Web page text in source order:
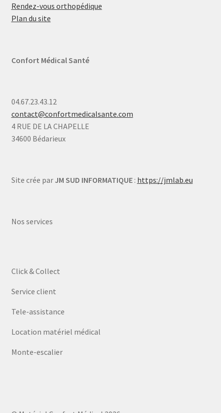
Rendez-vous orthopédique
Plan du site
Confort Médical Santé
04.67.23.43.12
contact@confortmedicalsante.com
4 RUE DE LA CHAPELLE
34600 Bédarieux
Site crée par JM SUD INFORMATIQUE: https://jmlab.eu
Nos services
Click & Collect
Service client
Tele-assistance
Location matériel médical
Monte-escalier